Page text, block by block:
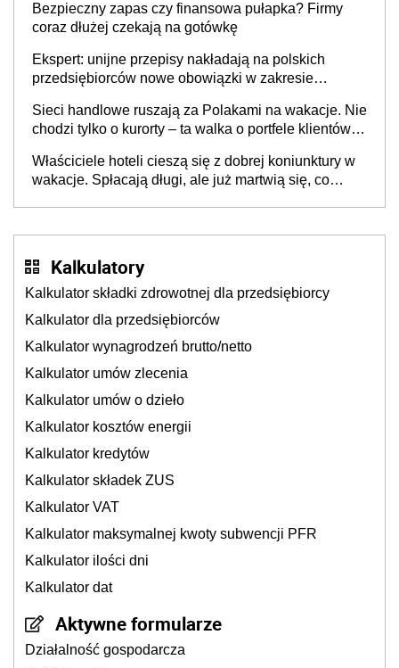
Bezpieczny zapas czy finansowa pułapka? Firmy
coraz dłużej czekają na gotówkę
Ekspert: unijne przepisy nakładają na polskich
przedsiębiorców nowe obowiązki w zakresie
Sieci handlowe ruszają za Polakami na wakacje. Nie
chodzi tylko o kurorty – ta walka o portfele klientów
cichu
Właściciele hoteli cieszą się z dobrej koniunktury w
wakacje. Spłacają długi, ale już martwią się, co
Kalkulatory
Kalkulator składki zdrowotnej dla przedsiębiorcy
Kalkulator dla przedsiębiorców
Kalkulator wynagrodzeń brutto/netto
Kalkulator umów zlecenia
Kalkulator umów o dzieło
Kalkulator kosztów energii
Kalkulator kredytów
Kalkulator składek ZUS
Kalkulator VAT
Kalkulator maksymalnej kwoty subwencji PFR
Kalkulator ilości dni
Kalkulator dat
Aktywne formularze
Działalność gospodarcza